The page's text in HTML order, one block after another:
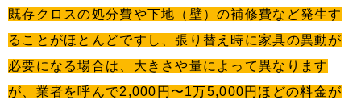
既存クロスの処分費や下地（壁）の補修費など発生す
ることがほとんどですし、張り替え時に家具の異動が
必要になる場合は、大きさや量によって異なります
が、業者を呼んで2,000円〜1万5,000円ほどの料金が